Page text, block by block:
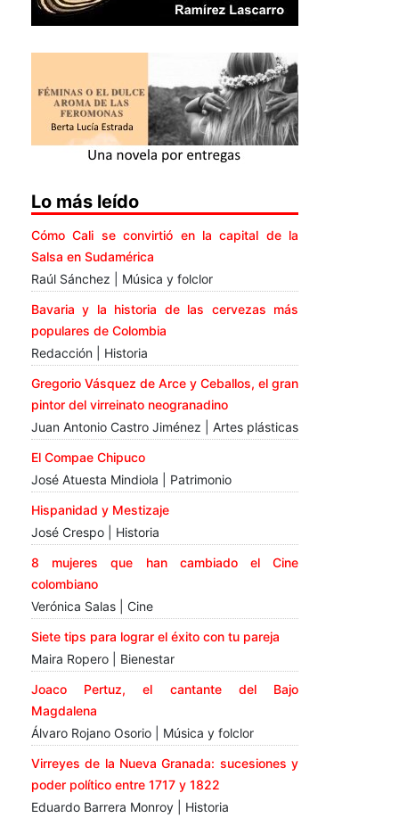
Lo más leído
Cómo Cali se convirtió en la capital de la
Salsa en Sudamérica
Raúl Sánchez | Música y folclor
Bavaria y la historia de las cervezas más
populares de Colombia
Redacción | Historia
Gregorio Vásquez de Arce y Ceballos, el gran
pintor del virreinato neogranadino
Juan Antonio Castro Jiménez | Artes plásticas
El Compae Chipuco
José Atuesta Mindiola | Patrimonio
Hispanidad y Mestizaje
José Crespo | Historia
8 mujeres que han cambiado el Cine
colombiano
Verónica Salas | Cine
Siete tips para lograr el éxito con tu pareja
Maira Ropero | Bienestar
Joaco Pertuz, el cantante del Bajo
Magdalena
Álvaro Rojano Osorio | Música y folclor
Virreyes de la Nueva Granada: sucesiones y
poder político entre 1717 y 1822
Eduardo Barrera Monroy | Historia